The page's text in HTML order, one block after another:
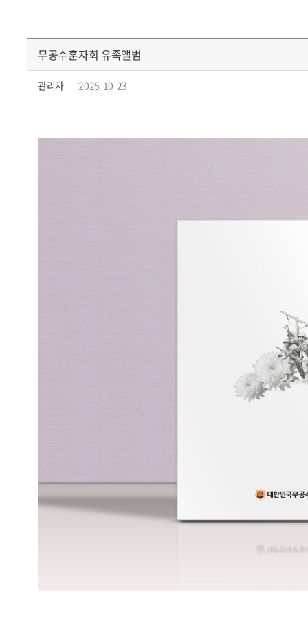
무공수훈자회 유족앨범
관리자 2025-10-23